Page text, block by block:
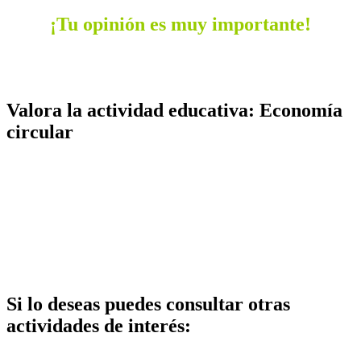
¡Tu opinión es muy importante!
Valora la actividad educativa: Economía
circular
Si lo deseas puedes consultar otras
actividades de interés: